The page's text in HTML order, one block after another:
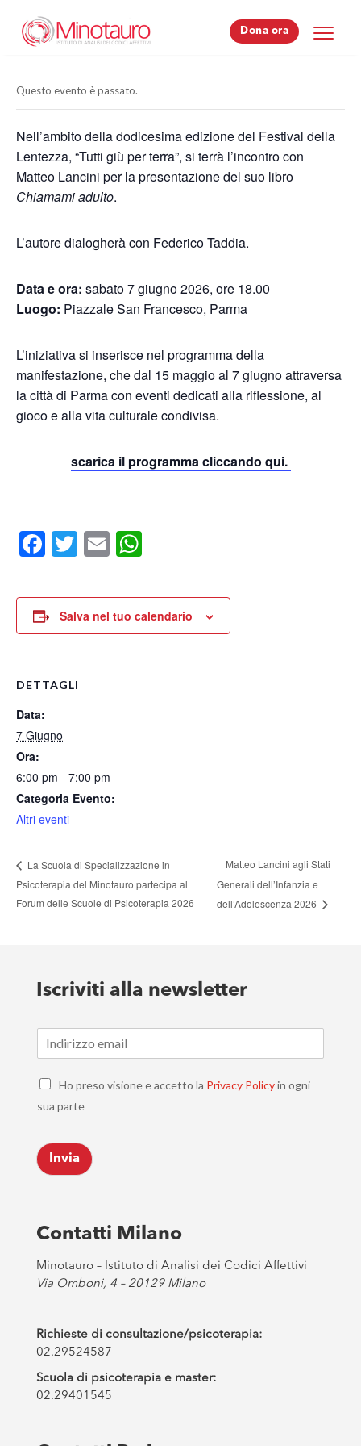
Dona ora
Dona ora
Questo evento è passato.
Nell’ambito della dodicesima edizione del Festival della
Lentezza, “Tutti giù per terra”, si terrà l’incontro con
Matteo Lancini per la presentazione del suo libro
Chiamami adulto.
L’autore dialogherà con Federico Taddia.
Data e ora: sabato 7 giugno 2026, ore 18.00
Luogo: Piazzale San Francesco, Parma
L’iniziativa si inserisce nel programma della
manifestazione, che dal 15 maggio al 7 giugno attraversa
la città di Parma con eventi dedicati alla riflessione, al
gioco e alla vita culturale condivisa.
scarica il programma cliccando qui.
Facebook
Twitter
Email
Salva nel tuo calendario
DETTAGLI
Data:
7 Giugno
Ora:
6:00 pm - 7:00 pm
Categoria Evento:
Altri eventi
La Scuola di Specializzazione in
Psicoterapia del Minotauro partecipa al
Forum delle Scuole di Psicoterapia 2026
Matteo Lancini agli Stati
Generali dell’Infanzia e
dell’Adolescenza 2026
Iscriviti alla newsletter
m
*
C
e
k
b
o
s
*
Ho preso visione e accetto la Privacy Policyin ogni
sua parte
Invia
Contatti Milano
Minotauro – Istituto di Analisi dei Codici Affettivi
Via Omboni, 4 – 20129 Milano
Richieste di consultazione/psicoterapia:
02.29524587
Scuola di psicoterapia e master:
02.29401545